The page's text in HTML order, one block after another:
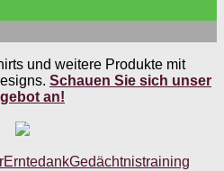
und weitere Produkte mit
Schauen Sie sich unser
an!
ErntedankGedächtnistraining